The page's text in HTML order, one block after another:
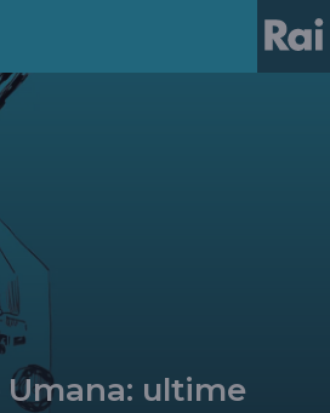
Umana: ultime